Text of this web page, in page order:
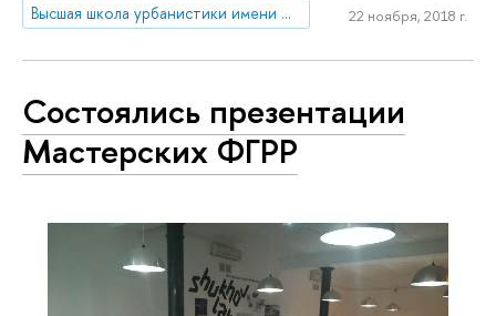
Высшая школа урбанистики имени А.А. Высоковского
22 ноября, 2018 г.
Состоялись презентации
Мастерских ФГРР